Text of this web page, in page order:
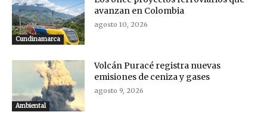
Cundinamarca
avanzan en Colombia
agosto 10, 2026
Ambiental
Volcán Puracé registra nuevas
emisiones de ceniza y gases
agosto 9, 2026